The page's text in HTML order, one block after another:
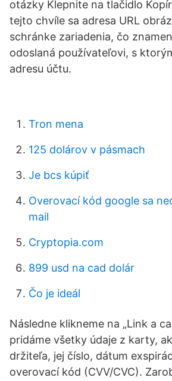
otázky Klepnite na tlačidlo
tejto chvíle sa adresa URL
schránke zariadenia, čo
odoslaná používateľovi, s
adresu účtu.
Tron mena
125 dolárov v pásmach
Je bcs kúpiť
Overovací kód google sa
mail
Cryptopia.com
899 usd na cad dolár
Čo je ideál
Následne klikneme na „Link a
pridáme všetky údaje z karty,
držiteľa, jej číslo, dátum
overovací kód (CVV/CVC).